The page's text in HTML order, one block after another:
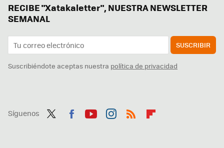
RECIBE "Xatakaletter", NUESTRA NEWSLETTER
SEMANAL
SUSCRIBIR
Suscribiéndote aceptas nuestra política de privacidad
Síguenos